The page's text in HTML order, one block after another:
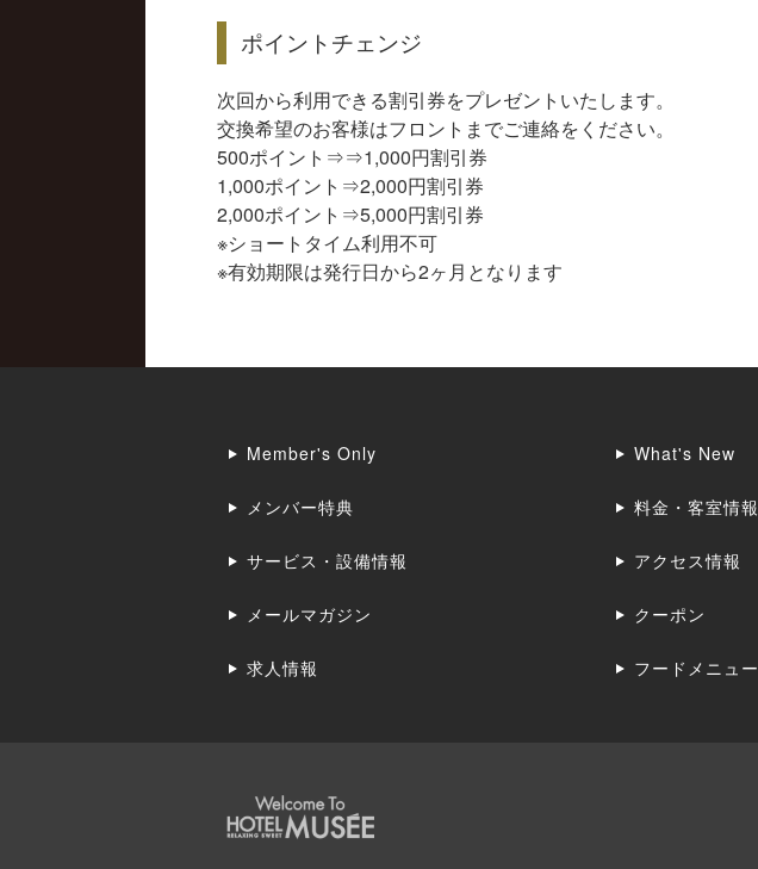
ポイントチェンジ
次回から利用できる割引券をプレゼントいたします。
交換希望のお客様はフロントまでご連絡をください。
500ポイント⇒⇒1,000円割引券
1,000ポイント⇒2,000円割引券
2,000ポイント⇒5,000円割引券
※ショートタイム利用不可
※有効期限は発行日から2ヶ月となります
Member's Only What's New
メンバー特典 料金・客室情報
サービス・設備情報 アクセス情報
メールマガジン クーポン
求人情報 フードメニュー